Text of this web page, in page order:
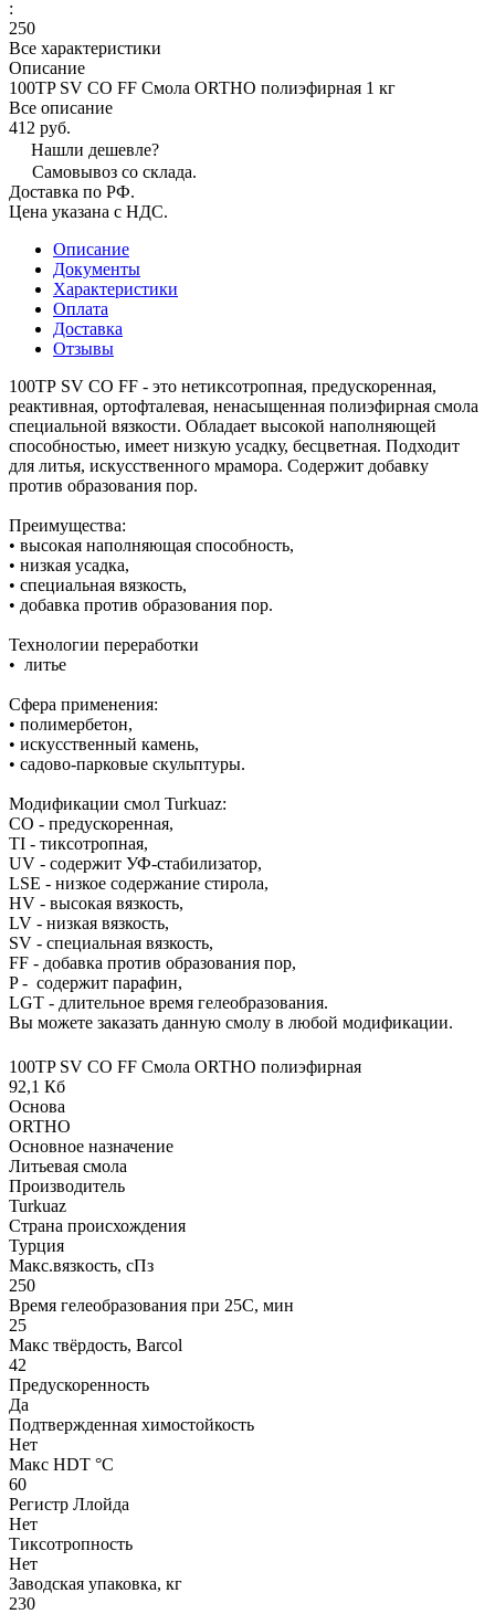
:
250
Все характеристики
Описание
100TP SV СО FF Смола ORTHO полиэфирная 1 кг
Все описание
412 руб.
Нашли дешевле?
Самовывоз со склада.
Доставка по РФ.
Цена указана с НДС.
Описание
Документы
Характеристики
Оплата
Доставка
Отзывы
100ТР SV СО FF - это нетиксотропная, предускоренная,
реактивная, ортофталевая, ненасыщенная полиэфирная смола
специальной вязкости. Обладает высокой наполняющей
способностью, имеет низкую усадку, бесцветная. Подходит
для литья, искусственного мрамора. Содержит добавку
против образования пор.
Преимущества:
• высокая наполняющая способность,
• низкая усадка,
• специальная вязкость,
• добавка против образования пор.
Технологии переработки
• литье
Сфера применения:
• полимербетон,
• искусственный камень,
• садово-парковые скульптуры.
Модификации смол Turkuaz:
CO - предускоренная,
TI - тиксотропная,
UV - содержит УФ-стабилизатор,
LSE - низкое содержание стирола,
HV - высокая вязкость,
LV - низкая вязкость,
SV - специальная вязкость,
FF - добавка против образования пор,
P - содержит парафин,
LGT - длительное время гелеобразования.
Вы можете заказать данную смолу в любой модификации.
100TP SV СО FF Смола ORTHO полиэфирная
92,1 Кб
Основа
ORTHO
Основное назначение
Литьевая смола
Производитель
Turkuaz
Страна происхождения
Турция
Макс.вязкoсть, сПз
250
Время гелеобразования при 25С, мин
25
Макс твёрдость, Barcol
42
Предускоренность
Да
Подтвержденная химостойкость
Нет
Макс HDT °С
60
Регистр Ллойда
Нет
Тиксотропность
Нет
Заводская упаковка, кг
230